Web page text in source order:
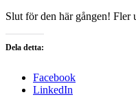
Slut för den här gången! Fler
Dela detta:
Facebook
LinkedIn